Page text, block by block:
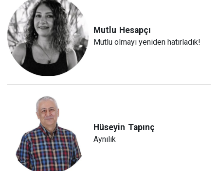
Mutlu Hesapçı
Mutlu olmayı yeniden hatırladık!
Hüseyin Tapınç
Aynılık